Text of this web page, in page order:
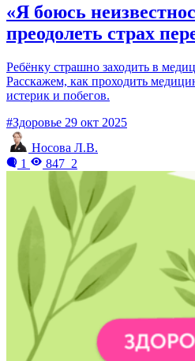
«Я боюсь
преодолеть страх
Ребёнку страшно заходить в
Расскажем, как проходить
истерик и побегов.
#Здоровье 29 окт 2025
Носова Л.В.
1
847 2